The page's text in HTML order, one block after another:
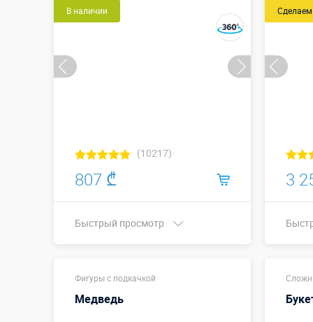
В наличии
(10217)
807 ₾
Быстрый просмотр
3
Фигуры с подкачкой
Медведь